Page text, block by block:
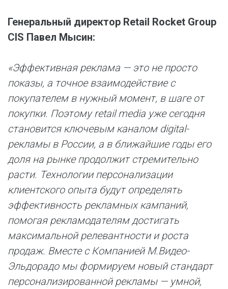
Генеральный директор Retail Rocket Group
CIS Павел Мысин:
«Эффективная реклама — это не просто
показы, а точное взаимодействие с
покупателем в нужный момент, в шаге от
покупки. Поэтому retail media уже сегодня
становится ключевым каналом digital-
рекламы в России, а в ближайшие годы его
доля на рынке продолжит стремительно
расти. Технологии персонализации
клиентского опыта будут определять
эффективность рекламных кампаний,
помогая рекламодателям достигать
максимальной релевантности и роста
продаж. Вместе с Компанией М.Видео-
Эльдорадо мы формируем новый стандарт
персонализированной рекламы — умной,